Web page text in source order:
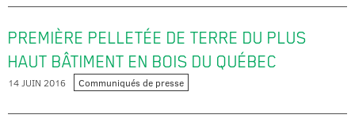
PREMIÈRE PELLETÉE DE TERRE DU PLUS
HAUT BÂTIMENT EN BOIS DU QUÉBEC
14 JUIN 2016 Communiqués de presse